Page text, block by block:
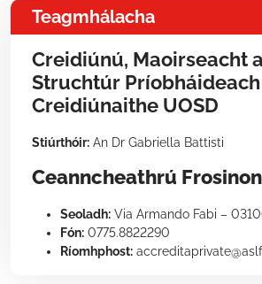
Teagmhálacha
Creidiúnú, Maoirseacht
Struchtúr Príobháideach
Creidiúnaithe UOSD
Stiúrthóir: An Dr Gabriella Battisti
Ceanncheathrú
Seoladh: Via Armando Fabi –
Fón: 0775.8822290
Ríomhphost: